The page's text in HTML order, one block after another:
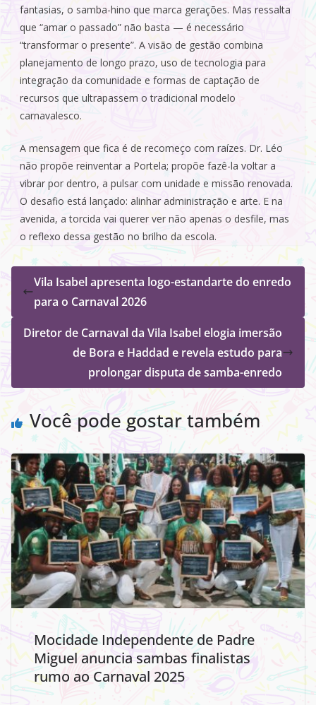
fantasias, o samba-hino que marca gerações. Mas ressalta
que “amar o passado” não basta — é necessário
“transformar o presente”. A visão de gestão combina
planejamento de longo prazo, uso de tecnologia para
integração da comunidade e formas de captação de
recursos que ultrapassem o tradicional modelo
carnavalesco.
A mensagem que fica é de recomeço com raízes. Dr. Léo
não propõe reinventar a Portela; propõe fazê-la voltar a
vibrar por dentro, a pulsar com unidade e missão renovada.
O desafio está lançado: alinhar administração e arte. E na
avenida, a torcida vai querer ver não apenas o desfile, mas
o reflexo dessa gestão no brilho da escola.
Vila Isabel apresenta logo-estandarte do enredo
para o Carnaval 2026
Diretor de Carnaval da Vila Isabel elogia imersão
de Bora e Haddad e revela estudo para
prolongar disputa de samba-enredo
Você pode gostar também
Mocidade Independente de Padre
Miguel anuncia sambas finalistas
rumo ao Carnaval 2025